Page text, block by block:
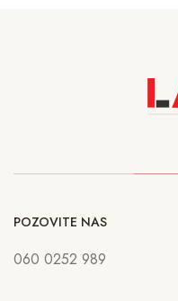
POZOVITE NAS
060 0252 989